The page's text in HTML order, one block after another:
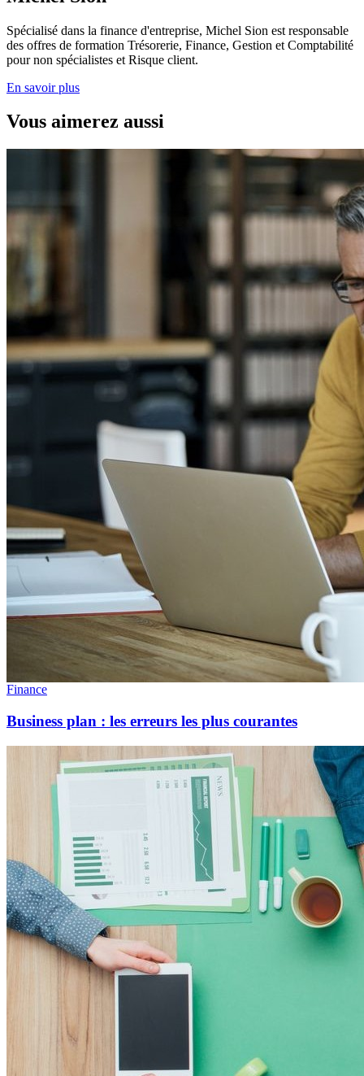
Spécialisé dans la finance d'entreprise, Michel Sion est responsable
des offres de formation Trésorerie, Finance, Gestion et Comptabilité
pour non spécialistes et Risque client.
En savoir plus
Vous aimerez aussi
Finance
Business plan : les erreurs les plus courantes